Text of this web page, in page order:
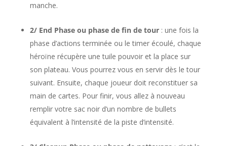
manche.
2/ End Phase ou phase de fin de tour: une fois la
phase d’actions terminée ou le timer écoulé, chaque
héroïne récupère une tuile pouvoir et la place sur
son plateau. Vous pourrez vous en servir dès le tour
suivant. Ensuite, chaque joueur doit reconstituer sa
main de cartes. Pour finir, vous allez à nouveau
remplir votre sac noir d’un nombre de bullets
équivalent à l’intensité de la piste d’intensité.